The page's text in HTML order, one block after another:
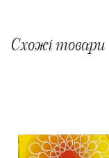
Схожі товари